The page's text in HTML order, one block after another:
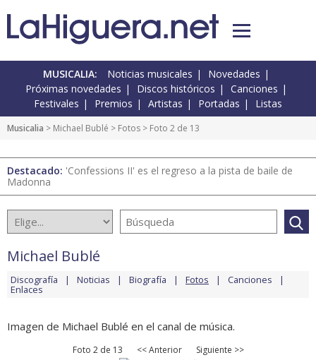
MUSICALIA: Noticias musicales
Novedades
Próximas novedades
Discos históricos
Canciones
Festivales
Premios Artistas Portadas Listas
Musicalia > Michael Bublé > Fotos > Foto 2 de 13
Destacado: 'Confessions II' es el regreso a la pista de baile de
Madonna
Michael Bublé
Discografía Noticias Biografía Fotos Canciones
Enlaces
Imagen de Michael Bublé en el canal de música.
Foto 2 de 13 << Anterior Siguiente >>